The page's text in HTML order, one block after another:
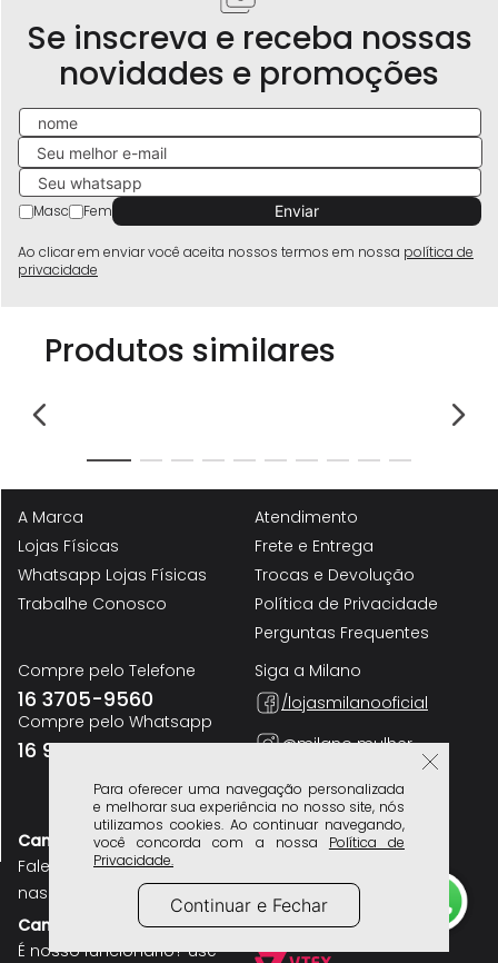
Para oferecer uma navegação personalizada
e melhorar sua experiência no nosso site, nós
utilizamos cookies. Ao continuar navegando,
você concorda com a nossa Política de
Privacidade.
Continuar e Fechar
Se inscreva e receba nossas
novidades e promoções
Masc Fem
Ao clicar em enviar você aceita nossos termos em nossa política de
privacidade
Produtos similares
Sandália Plataforma Salto Anabela Cortiça Natural e Tiras em X Feminino
Milano Marrom 14394
R$249 90
A Marca
Atendimento